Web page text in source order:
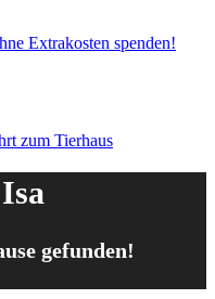
Extrakosten spenden!
zum Tierhaus
gefunden!